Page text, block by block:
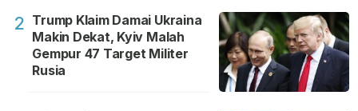
2 Trump Klaim Damai Ukraina
Makin Dekat, Kyiv Malah
Gempur 47 Target Militer
Rusia